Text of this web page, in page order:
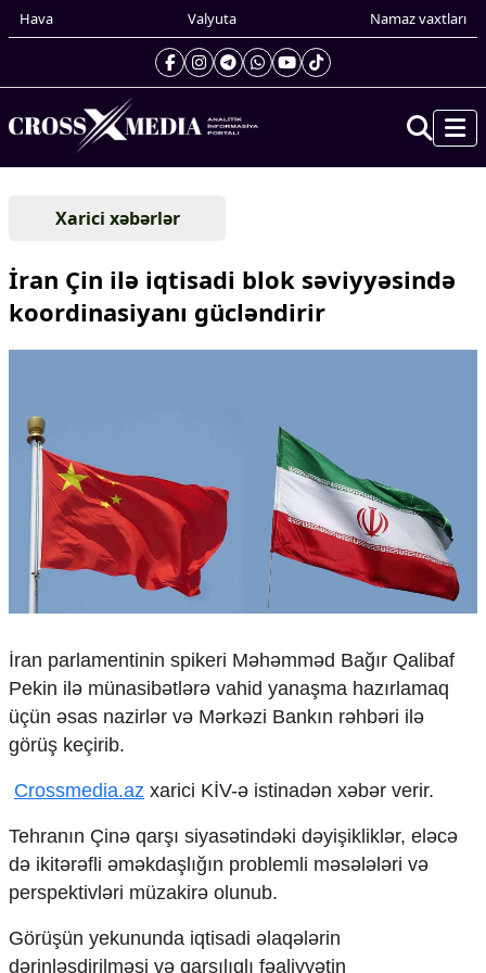
Hava Valyuta Namaz vaxtları
Gündəm
Xarici xəbərlər
Cənubi Qafqaz
Amerika
Asiya
Afrika
Çarpaz baxış
Təhlil
Siyasi
İqtisadi
Araşdırma
Multimedia
Foto
Video
İnfoqrafika
Humanitar
Elm və təhsil
Diaspor
Yüksəliş hekayəsi
Xarici xəbərlər
İran Çin ilə iqtisadi blok səviyyəsində
koordinasiyanı gücləndirir
İran parlamentinin spikeri Məhəmməd Bağır Qalibaf
Pekin ilə münasibətlərə vahid yanaşma hazırlamaq
üçün əsas nazirlər və Mərkəzi Bankın rəhbəri ilə
görüş keçirib.
Crossmedia.az xarici KİV-ə istinadən xəbər verir.
Tehranın Çinə qarşı siyasətindəki dəyişikliklər, eləcə
də ikitərəfli əməkdaşlığın problemli məsələləri və
perspektivləri müzakirə olunub.
Görüşün yekununda iqtisadi əlaqələrin
dərinləşdirilməsi və qarşılıqlı fəaliyyətin